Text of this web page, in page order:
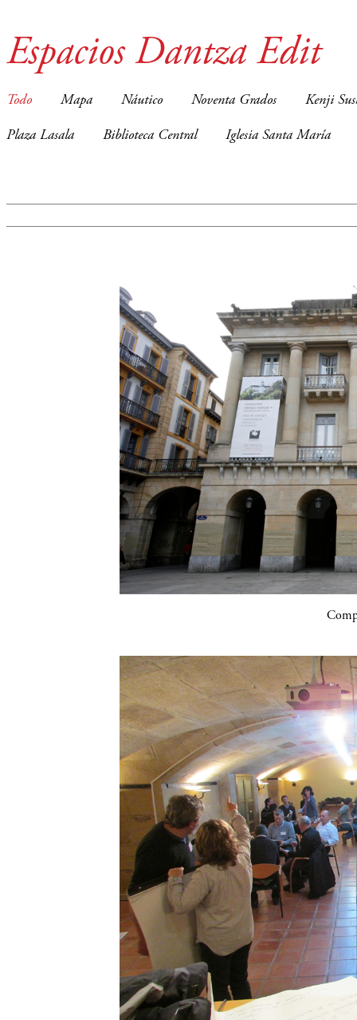
Espacios Dantza Edit
Todo Mapa Náutico Noventa Grados Kenji
Plaza Lasala Biblioteca Central Iglesia Santa María